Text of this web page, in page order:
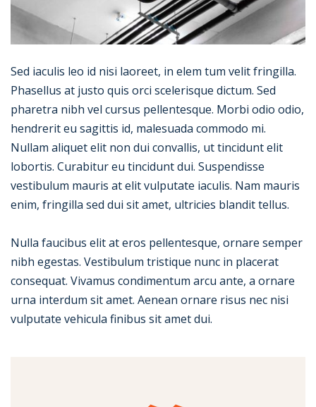
Sed iaculis leo id nisi laoreet, in elem tum velit fringilla.
Phasellus at justo quis orci scelerisque dictum. Sed
pharetra nibh vel cursus pellentesque. Morbi odio odio,
hendrerit eu sagittis id, malesuada commodo mi.
Nullam aliquet elit non dui convallis, ut tincidunt elit
lobortis. Curabitur eu tincidunt dui. Suspendisse
vestibulum mauris at elit vulputate iaculis. Nam mauris
enim, fringilla sed dui sit amet, ultricies blandit tellus.
Nulla faucibus elit at eros pellentesque, ornare semper
nibh egestas. Vestibulum tristique nunc in placerat
consequat. Vivamus condimentum arcu ante, a ornare
urna interdum sit amet. Aenean ornare risus nec nisi
vulputate vehicula finibus sit amet dui.